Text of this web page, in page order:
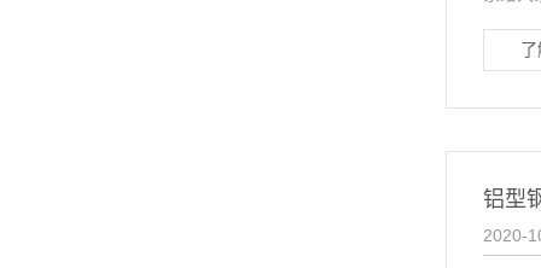
铝型
2020-